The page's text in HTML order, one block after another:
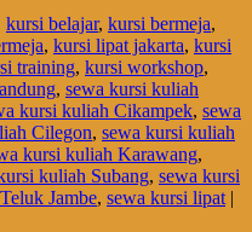
kursi belajar, kursi bermeja,
, kursi lipat jakarta, kursi
training, kursi workshop,
, sewa kursi kuliah
kursi kuliah Cikampek, sewa
Cilegon, sewa kursi kuliah
kursi kuliah Karawang,
kuliah Subang, sewa kursi
Jambe, sewa kursi lipat |